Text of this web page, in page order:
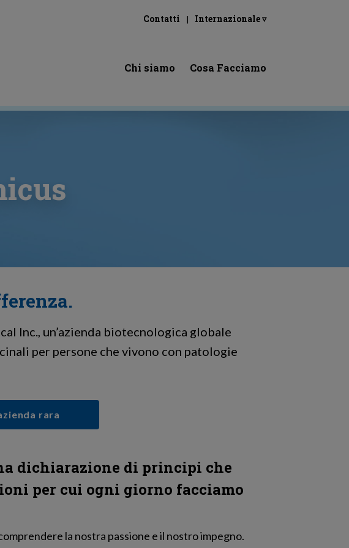
Contatti Internazionale ▿
Chi siamo Cosa Facciamo
Inc., un’azienda biotecnologica globale
per persone che vivono con patologie
rara
dichiarazione di principi che
per cui ogni giorno facciamo
la nostra passione e il nostro impegno.